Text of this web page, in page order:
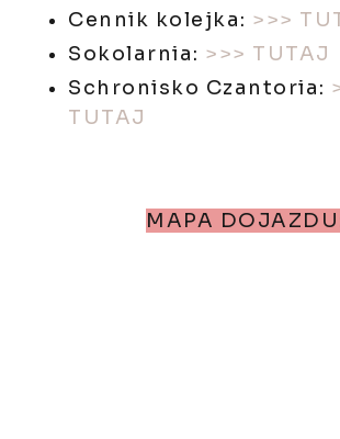
Cennik kolejka: >>>
Sokolarnia: >>> TUTAJ
Schronisko Czantoria:
TUTAJ
MAPA